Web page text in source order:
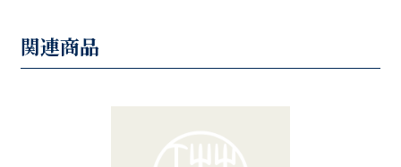
関連商品